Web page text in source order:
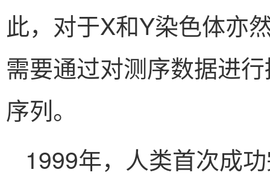
此，对于X和Y染色体亦
需要通过对测序数据进
序列。
1999年，人类首次成